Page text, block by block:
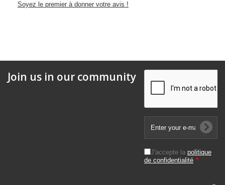
Soyez le premier à donner votre avis !
Join us in our community
J'accepte la politique
de confidentialité *